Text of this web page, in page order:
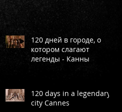
120 дней в городе, о
котором слагают
легенды - Канны
120 days in a legendary
city Cannes